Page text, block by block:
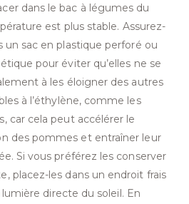
dans le bac à légumes du
est plus stable. Assurez-
un sac en plastique perforé ou
pour éviter qu’elles ne se
à les éloigner des autres
à l’éthylène, comme les
car cela peut accélérer le
des pommes et entraîner leur
Si vous préférez les conserver
placez-les dans un endroit frais
lumière directe du soleil. En